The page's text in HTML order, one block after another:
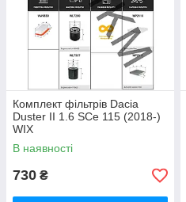
Комплект фільтрів Dacia
Duster II 1.6 SCe 115 (2018-)
WIX
В наявності
730 ₴